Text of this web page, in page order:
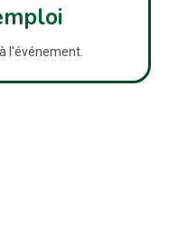
l'événement.